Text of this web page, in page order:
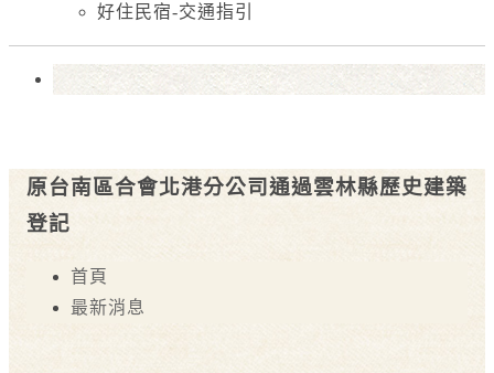
好住民宿-交通指引
原台南區合會北港分公司通過雲林縣歷史建築
登記
首頁
最新消息